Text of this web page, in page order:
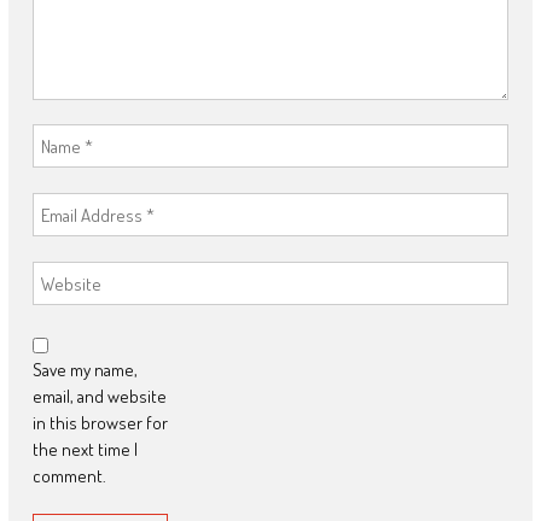
Save my name,
email, and website
in this browser for
the next time I
comment.